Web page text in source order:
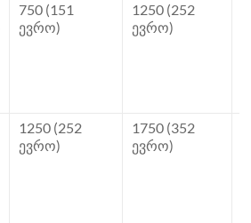
750 (151
ევრო)
1250 (252
ევრო)
1250 (252
ევრო)
1750 (352
ევრო)